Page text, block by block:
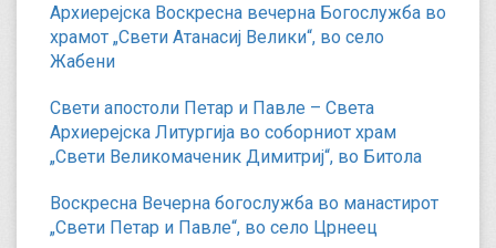
Архиерејска Воскресна вечерна Богослужба во
храмот „Свети Атанасиј Велики“, во село
Жабени
Свети апостоли Петар и Павле – Света
Архиерејска Литургија во соборниот храм
„Свети Великомаченик Димитриј“, во Битола
Воскресна Вечерна богослужба во манастирот
„Свети Петар и Павле“, во село Црнеец